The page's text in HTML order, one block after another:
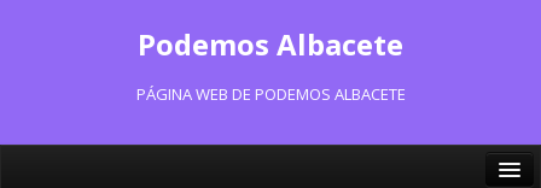
Podemos Albacete
PÁGINA WEB DE PODEMOS ALBACETE